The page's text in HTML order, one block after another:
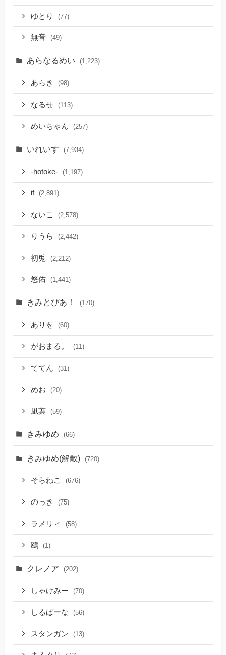
ゆとり (77)
無音 (49)
あらなるめい (1,223)
あらき (98)
なるせ (113)
めいちゃん (257)
いれいす (7,934)
-hotoke- (1,197)
if (2,891)
ないこ (2,578)
りうら (2,442)
初兎 (2,212)
悠佑 (1,441)
きみとぴあ！ (170)
ありを (60)
がおまる。 (11)
ててん (31)
めお (20)
凪葉 (59)
きみゆめ (66)
きみゆめ(解散) (720)
そらねこ (676)
のっき (75)
ラメリィ (58)
鴎 (1)
クレノア (202)
しゃけみー (70)
しるばーな (56)
スタンガン (13)